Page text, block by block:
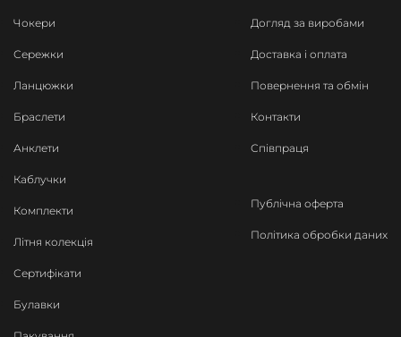
Чокери
Сережки
Ланцюжки
Браслети
Анклети
Каблучки
Комплекти
Літня колекція
Сертифікати
Булавки
Догляд за виробами
Доставка і оплата
Повернення та обмін
Контакти
Співпраця
Публічна оферта
Політика обробки даних